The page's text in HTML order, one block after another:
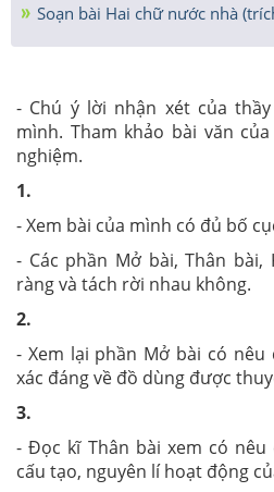
Soạn bài Hai chữ nước nhà
- Chú ý lời nhận xét của
mình. Tham khảo bài văn
nghiệm.
1.
- Xem bài của mình có đủ bố
- Các phần Mở bài, Thân
ràng và tách rời nhau không.
2.
- Xem lại phần Mở bài có
xác đáng về đồ dùng được
3.
- Đọc kĩ Thân bài xem có nêu
cấu tạo, nguyên lí hoạt động